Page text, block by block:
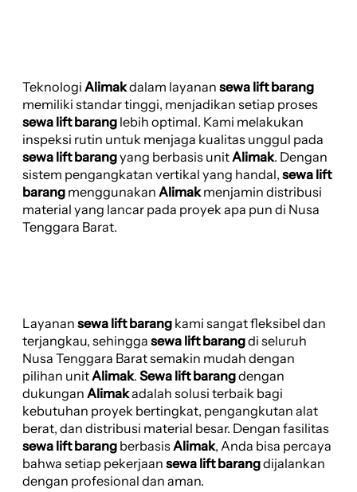
Teknologi Alimakdalam layanan sewa lift barang
memiliki standar tinggi, menjadikan setiap proses
sewa lift barang lebih optimal. Kami melakukan
inspeksi rutin untuk menjaga kualitas unggul pada
sewa lift barangyang berbasis unitAlimak. Dengan
sistem pengangkatan vertikal yang handal, sewa lift
barang menggunakan Alimakmenjamin distribusi
material yang lancar pada proyek apa pun di Nusa
Tenggara Barat.
Layanan sewa lift barang kami sangat fleksibel dan
terjangkau, sehingga sewa lift barangdi seluruh
Nusa Tenggara Barat semakin mudah dengan
pilihan unit Alimak. Sewa lift barangdengan
dukungan Alimakadalah solusi terbaik bagi
kebutuhan proyek bertingkat, pengangkutan alat
berat, dan distribusi material besar. Dengan fasilitas
sewa lift barang berbasis Alimak, Anda bisa percaya
bahwa setiap pekerjaan sewa lift barangdijalankan
dengan profesional dan aman.